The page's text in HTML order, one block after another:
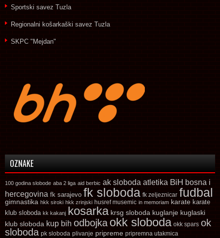
Sportski savez Tuzla
Regionalni košarkaški savez Tuzla
SKPC "Mejdan"
OZNAKE
100 godina slobode aba 2 liga aid berbic ak sloboda atletika BiH bosna i
hercegovina fk sarajevo fk sloboda fk zeljeznicar fudbal
gimnastika hkk siroki hkk zrinjski husref musemic in memoriam karate karate
klub sloboda kk kakanj kosarka krsg sloboda kuglanje kuglaski
klub sloboda kup bih odbojka okk sloboda okk spars ok
sloboda pk sloboda plivanje pripreme pripremna utakmica